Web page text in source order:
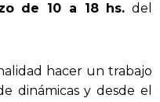
de 10 a 18 hs. del
hacer un trabajo
dinámicas y desde el